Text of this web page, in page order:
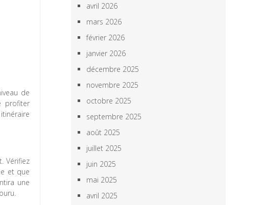
de
profiter
Vérifiez
et que
une
avril 2026
mars 2026
février 2026
janvier 2026
décembre 2025
novembre 2025
octobre 2025
septembre 2025
août 2025
juillet 2025
juin 2025
mai 2025
avril 2025